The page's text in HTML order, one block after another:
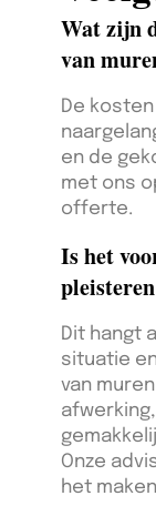
Wat zijn
van
De
en de
met ons
offerte.
Is het
Dit hangt
situatie
van
Onze
het